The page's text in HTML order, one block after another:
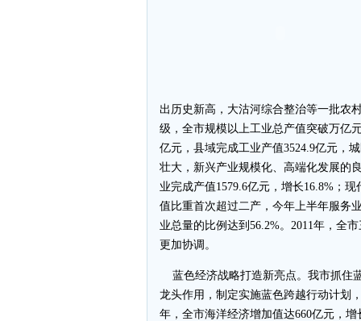
出历史新高，大沽河综合整治等一批农
级，全市规模以上工业总产值突破万亿
亿元，县域完成工业产值3524.9亿元，
壮大，新兴产业规模化、高端化发展的
业完成产值1579.6亿元，增长16.8%；
值比重首次超过二产，今年上半年服务
业总量的比例达到56.2%。2011年，全
更加协调。
蓝色经济战略打造新亮点。我市抓住
龙头作用，制定实施蓝色跨越行动计划
年，全市海洋经济增加值达660亿元，